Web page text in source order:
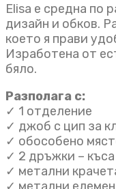
Elisa е средна по
дизайн и обков.
което я прави
Изработена от
бяло.
Разполага с:
✓ 1 отделение
✓ джоб с цип за
✓ обособено
✓ 2 дръжки –
✓ метални